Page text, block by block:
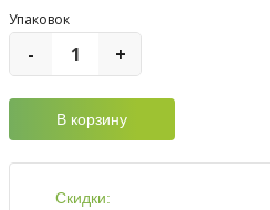
Упаковок
- +
Скидки: